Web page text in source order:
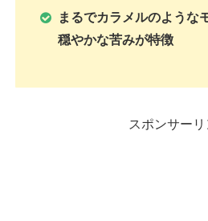
まるでカラメルのような
穏やかな苦みが特徴
スポンサーリ